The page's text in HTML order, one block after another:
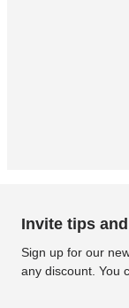
Invite tips
Sign up for our
any discount. You